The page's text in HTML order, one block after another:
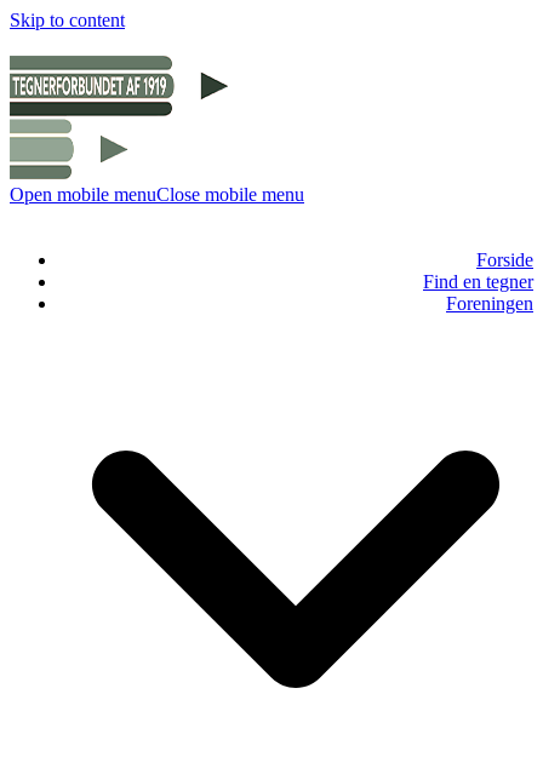
Skip to content
Open mobile menuClose mobile menu
Forside
Find en tegner
Foreningen